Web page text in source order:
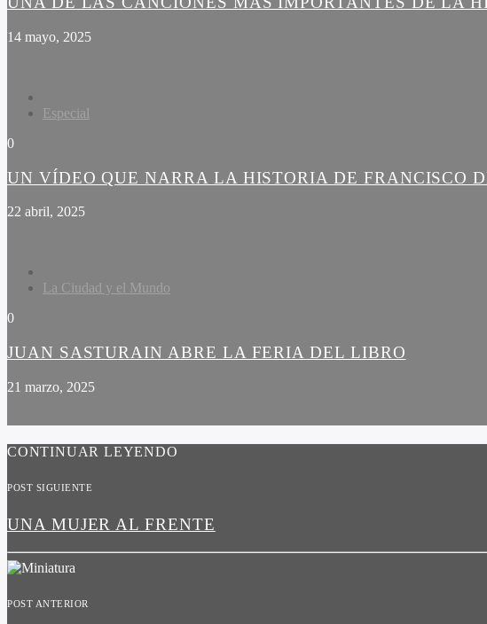
14 mayo, 2025
Especial
0
UN VÍDEO QUE NARRA LA HISTORIA DE FRANCISCO
22 abril, 2025
La Ciudad y el Mundo
0
JUAN SASTURAIN ABRE LA FERIA DEL LIBRO
21 marzo, 2025
CONTINUAR LEYENDO
POST SIGUIENTE
UNA MUJER AL FRENTE
POST ANTERIOR